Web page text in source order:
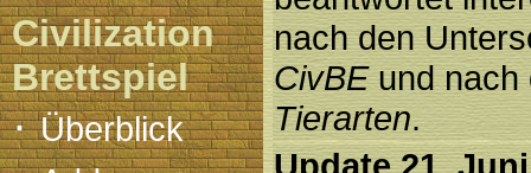
Civilization
Brettspiel
·Überblick
nach den
CivBEund nach
Tierarten.